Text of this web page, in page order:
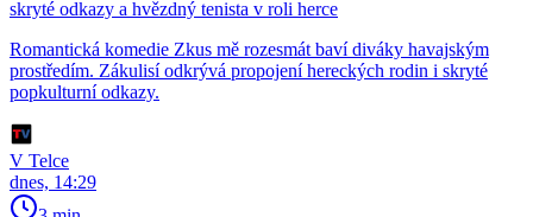
skryté odkazy a hvězdný tenista v roli herce
Romantická komedie Zkus mě rozesmát baví diváky havajským
prostředím. Zákulisí odkrývá propojení hereckých rodin i skryté
popkulturní odkazy.
V Telce
dnes, 14:29